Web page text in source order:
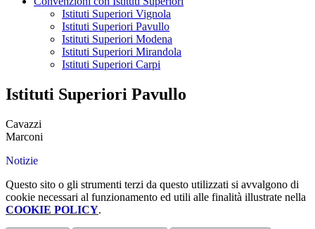
Istituti Superiori Vignola
Istituti Superiori Pavullo
Istituti Superiori Modena
Istituti Superiori Mirandola
Istituti Superiori Carpi
Istituti Superiori Pavullo
Cavazzi
Marconi
Notizie
Questo sito o gli strumenti terzi da questo utilizzati si avvalgono di
cookie necessari al funzionamento ed utili alle finalità illustrate nella
COOKIE POLICY.